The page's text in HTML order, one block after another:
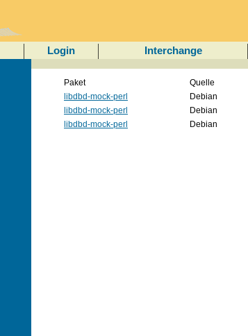
Login Interchange
Paket
Quelle
libdbd-mock-perl
Debian
libdbd-mock-perl
Debian
libdbd-mock-perl
Debian